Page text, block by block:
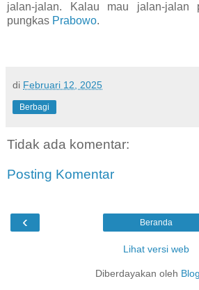
jalan-jalan. Kalau mau jalan-jalan
pungkas Prabowo.
di Februari 12, 2025
Berbagi
Tidak ada komentar:
Posting Komentar
‹ Beranda
Lihat versi web
Diberdayakan oleh